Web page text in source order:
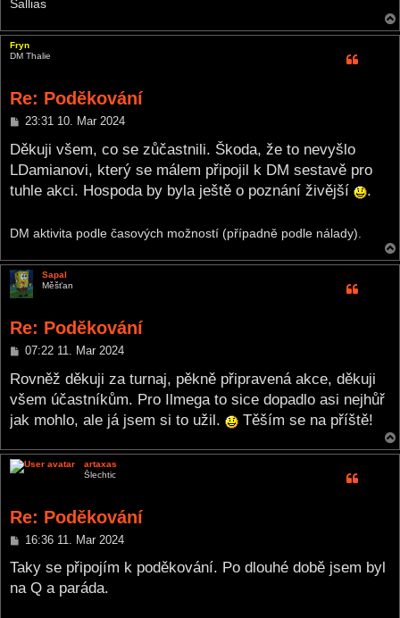
Sallias
Fryn
DM Thalie
Re: Poděkování
P
s
23:31 10. Mar 2024
Děkuji všem, co se zůčastnili. Škoda, že to nevyšlo
LDamianovi, který se málem připojil k DM sestavě pro
tuhle akci. Hospoda by byla ještě o poznání živější
.
DM aktivita podle časových možností (případně podle nálady).
Sapal
Měšťan
Re: Poděkování
P
s
07:22 11. Mar 2024
Rovněž děkuji za turnaj, pěkně připravená akce, děkuji
všem účastníkům. Pro Ilmega to sice dopadlo asi nejhůř
jak mohlo, ale já jsem si to užil.
Těším se na příště!
artaxas
Šlechtic
Re: Poděkování
P
s
16:36 11. Mar 2024
Taky se připojím k poděkování. Po dlouhé době jsem byl
na Q a paráda.